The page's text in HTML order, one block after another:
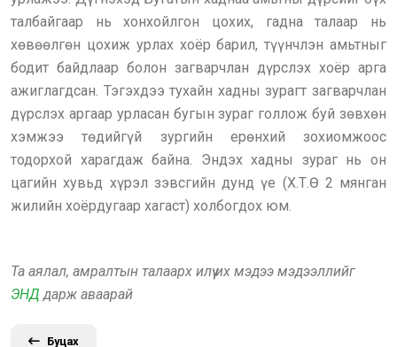
талбайгаар нь хонхойлгон цохих, гадна талаар нь
хөвөөлгөн цохиж урлах хоёр барил, түүнчлэн амьтныг
бодит байдлаар болон загварчлан дүрслэх хоёр арга
ажиглагдсан. Тэгэхдээ тухайн хадны зурагт загварчлан
дүрслэх аргаар урласан бугын зураг голлож буй зөвхөн
хэмжээ төдийгүй зургийн ерөнхий зохиомжоос
тодорхой харагдаж байна. Эндэх хадны зураг нь он
цагийн хувьд хүрэл зэвсгийн дунд үе (Х.Т.Ө 2 мянган
жилийн хоёрдугаар хагаст) холбогдох юм.
Та аялал, амралтын талаарх илүү их мэдээ мэдээллийг
ЭНД дарж аваарай
Буцах